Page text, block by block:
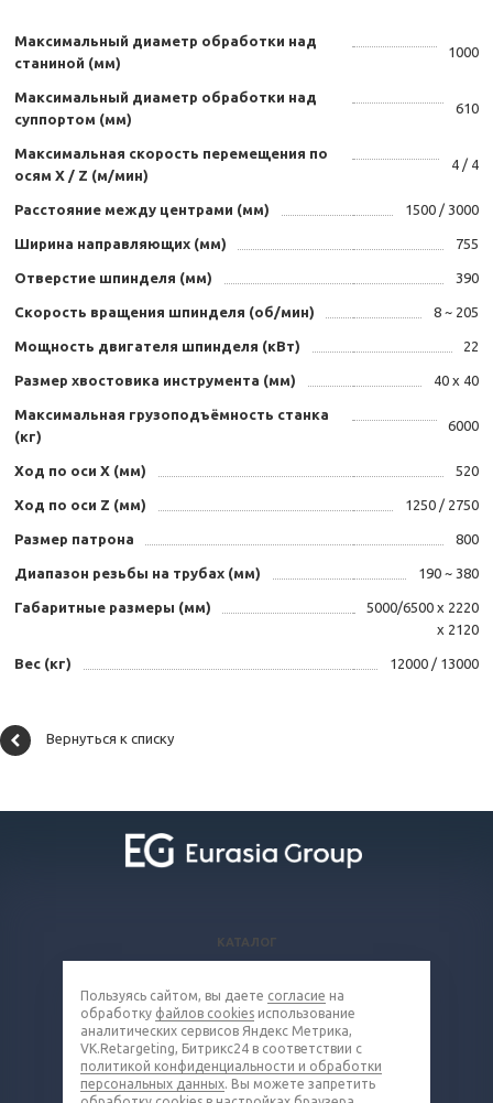
Максимальный диаметр обработки над
станиной (мм)
1000
Максимальный диаметр обработки над
суппортом (мм)
610
Максимальная скорость перемещения по
осям Х / Z (м/мин)
4 / 4
Расстояние между центрами (мм) 1500 / 3000
Ширина направляющих (мм) 755
Отверстие шпинделя (мм) 390
Скорость вращения шпинделя (об/мин) 8 ~ 205
Мощность двигателя шпинделя (кВт) 22
Размер хвостовика инструмента (мм) 40 х 40
Максимальная грузоподъёмность станка
(кг)
6000
Ход по оси X (мм) 520
Ход по оси Z (мм) 1250 / 2750
Размер патрона 800
Диапазон резьбы на трубах (мм) 190 ~ 380
Габаритные размеры (мм)
5000/6500 х 2220
х 2120
Вес (кг) 12000 / 13000
Вернуться к списку
КАТАЛОГ
КОМПАНИЯ
КОНТАКТЫ
8 (800) 302-16-85
Пользуясь сайтом, вы даете согласие на
обработку файлов cookies использование
аналитических сервисов Яндекс Метрика,
VK.Retargeting, Битрикс24 в соответствии с
политикой конфиденциальности и обработки
персональных данных. Вы можете запретить